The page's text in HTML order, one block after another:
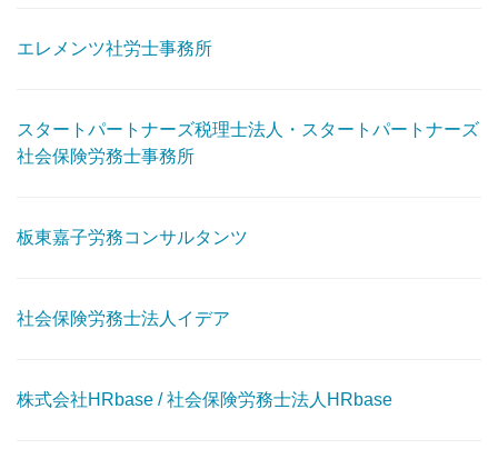
エレメンツ社労士事務所
スタートパートナーズ税理士法人・スタートパートナーズ
社会保険労務士事務所
板東嘉子労務コンサルタンツ
社会保険労務士法人イデア
株式会社HRbase / 社会保険労務士法人HRbase